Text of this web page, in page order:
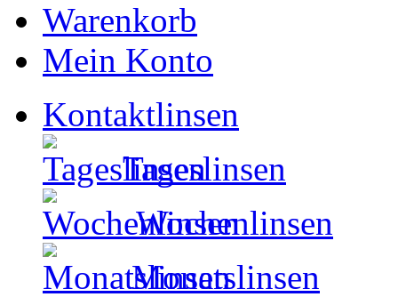
Warenkorb
Mein Konto
Kontaktlinsen
Tageslinsen
Wochenlinsen
Monatslinsen